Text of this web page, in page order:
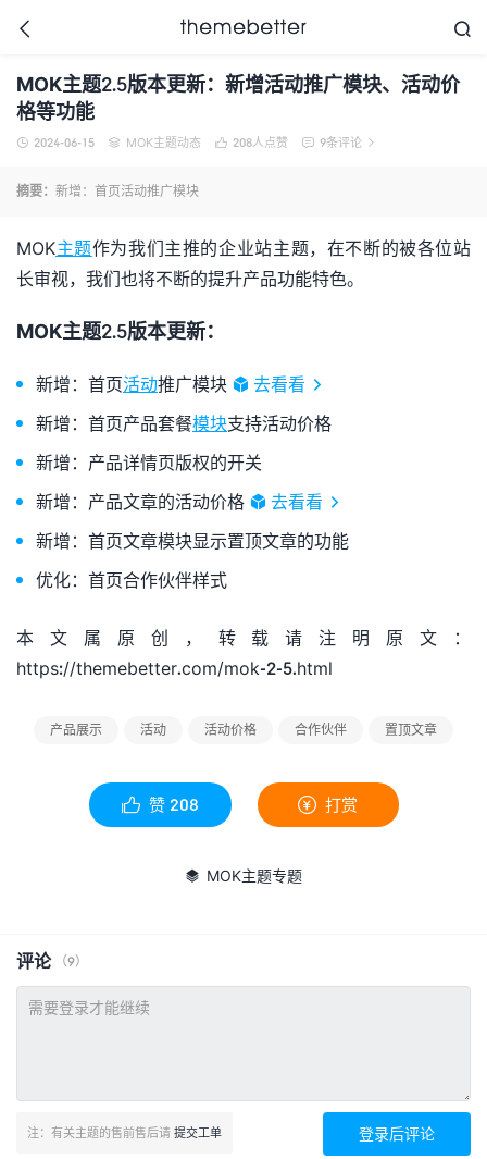

更好的WordPress主题,
 
MOK主题2.5版本更新：新增活动推广模块、活动价
格等功能
 2024-06-15  MOK主题动态  208人点赞  9条评论 
摘要： 新增：首页活动推广模块
MOK主题作为我们主推的企业站主题，在不断的被各位站
长审视，我们也将不断的提升产品功能特色。
MOK主题2.5版本更新：
新增：首页活动推广模块
去看看
新增：首页产品套餐模块支持活动价格
新增：产品详情页版权的开关
新增：产品文章的活动价格
去看看
新增：首页文章模块显示置顶文章的功能
优化：首页合作伙伴样式
本文属原创，转载请注明原文：
https://themebetter.com/mok-2-5.html
产品展示 活动 活动价格 合作伙伴 置顶文章
 赞 208  打赏
 MOK主题专题
评论（9）
登录后评论
注：有关主题的售前售后请 提交工单